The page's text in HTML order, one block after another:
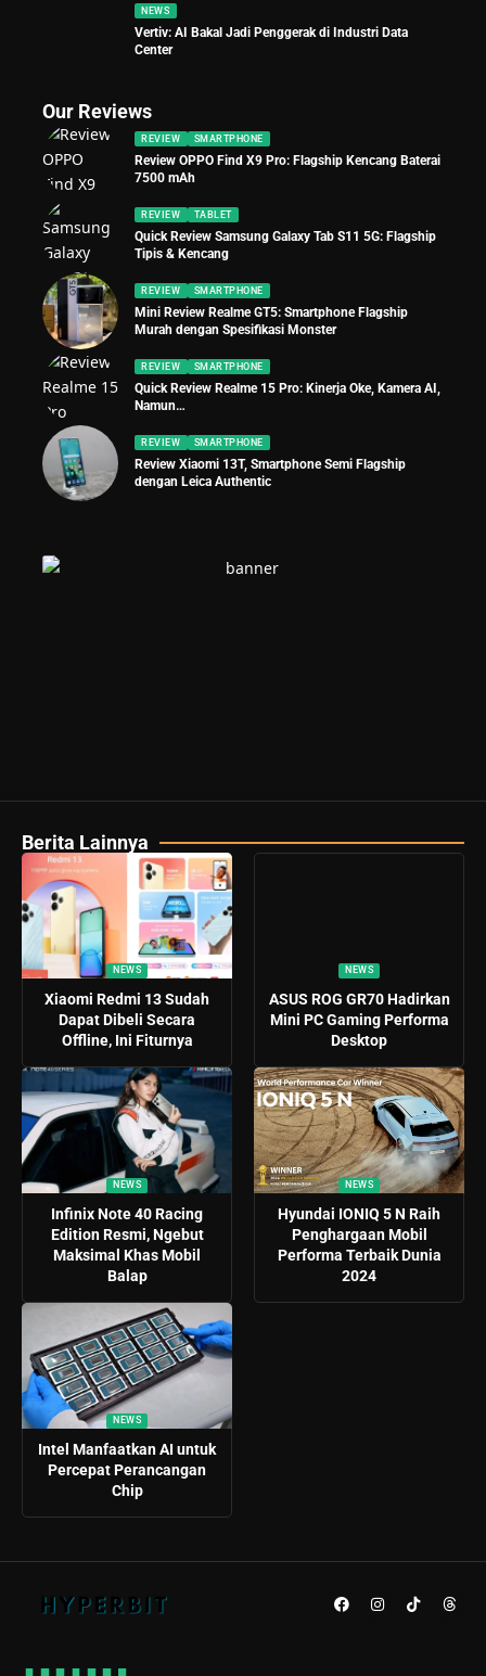
NEWS
Vertiv: AI Bakal Jadi Penggerak di Industri Data
Center
Our Reviews
REVIEW SMARTPHONE
Review OPPO Find X9 Pro: Flagship Kencang Baterai
7500 mAh
REVIEW TABLET
Quick Review Samsung Galaxy Tab S11 5G: Flagship
Tipis & Kencang
REVIEW SMARTPHONE
Mini Review Realme GT5: Smartphone Flagship
Murah dengan Spesifikasi Monster
REVIEW SMARTPHONE
Quick Review Realme 15 Pro: Kinerja Oke, Kamera AI,
Namun…
REVIEW SMARTPHONE
Review Xiaomi 13T, Smartphone Semi Flagship
dengan Leica Authentic
Berita Lainnya
NEWS
Xiaomi Redmi 13 Sudah
Dapat Dibeli Secara
Offline, Ini Fiturnya
NEWS
ASUS ROG GR70 Hadirkan
Mini PC Gaming Performa
Desktop
NEWS
Infinix Note 40 Racing
Edition Resmi, Ngebut
Maksimal Khas Mobil
Balap
NEWS
Hyundai IONIQ 5 N Raih
Penghargaan Mobil
Performa Terbaik Dunia
2024
NEWS
Intel Manfaatkan AI untuk
Percepat Perancangan
Chip